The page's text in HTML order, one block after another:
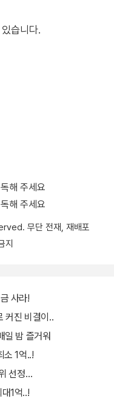
습니다.
해 주세요
해 주세요
무단 전재, 재배포
지